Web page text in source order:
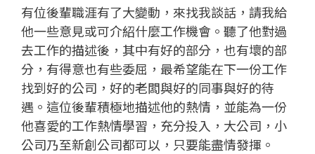
有位後輩職涯有了大變動，來找我談話，請我給
他一些意見或可介紹什麼工作機會。聽了他對過
去工作的描述後，其中有好的部分，也有壞的部
分，有得意也有些委屈，最希望能在下一份工作
找到好的公司，好的老闆與好的同事與好的待
遇。這位後輩積極地描述他的熱情，並能為一份
他喜愛的工作熱情學習，充分投入，大公司，小
公司乃至新創公司都可以，只要能盡情發揮。